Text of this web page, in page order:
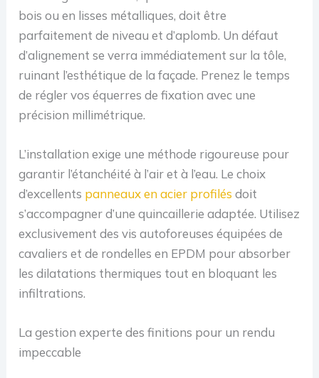
bois ou en lisses métalliques, doit être
parfaitement de niveau et d’aplomb. Un défaut
d’alignement se verra immédiatement sur la tôle,
ruinant l’esthétique de la façade. Prenez le temps
de régler vos équerres de fixation avec une
précision millimétrique.
L’installation exige une méthode rigoureuse pour
garantir l’étanchéité à l’air et à l’eau. Le choix
d’excellents panneaux en acier profilés doit
s’accompagner d’une quincaillerie adaptée. Utilisez
exclusivement des vis autoforeuses équipées de
cavaliers et de rondelles en EPDM pour absorber
les dilatations thermiques tout en bloquant les
infiltrations.
La gestion experte des finitions pour un rendu
impeccable